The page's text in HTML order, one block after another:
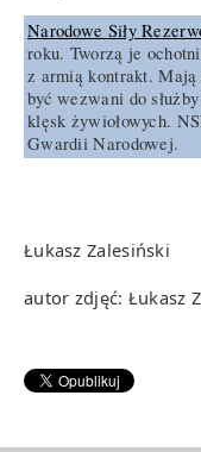
Narodowe Siły
roku. Tworzą je
z armią kontrakt. Mają
być wezwani do
klęsk żywiołowych.
Gwardii Narodowej.
Łukasz Zalesiński
autor zdjęć: Łukasz